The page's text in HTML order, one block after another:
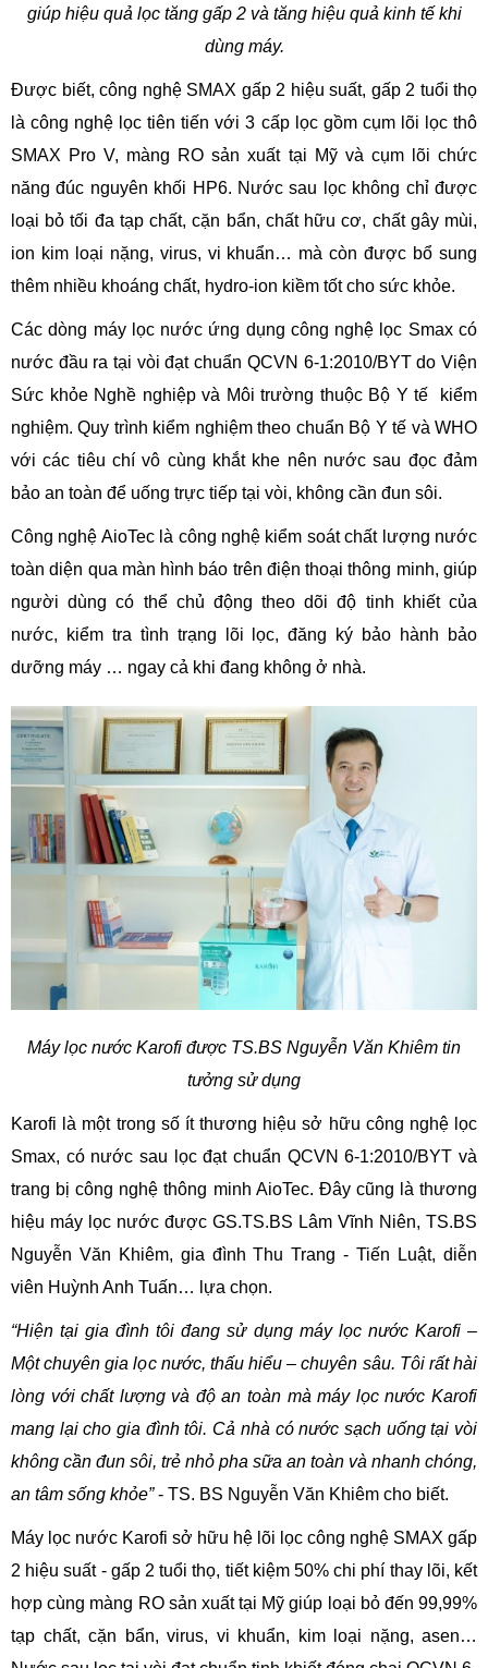
giúp hiệu quả lọc tăng gấp 2 và tăng hiệu quả kinh tế khi
dùng máy.
Được biết, công nghệ SMAX gấp 2 hiệu suất, gấp 2 tuổi thọ
là công nghệ lọc tiên tiến với 3 cấp lọc gồm cụm lõi lọc thô
SMAX Pro V, màng RO sản xuất tại Mỹ và cụm lõi chức
năng đúc nguyên khối HP6. Nước sau lọc không chỉ được
loại bỏ tối đa tạp chất, cặn bẩn, chất hữu cơ, chất gây mùi,
ion kim loại nặng, virus, vi khuẩn… mà còn được bổ sung
thêm nhiều khoáng chất, hydro-ion kiềm tốt cho sức khỏe.
Các dòng máy lọc nước ứng dụng công nghệ lọc Smax có
nước đầu ra tại vòi đạt chuẩn QCVN 6-1:2010/BYT do Viện
Sức khỏe Nghề nghiệp và Môi trường thuộc Bộ Y tế kiểm
nghiệm. Quy trình kiểm nghiệm theo chuẩn Bộ Y tế và WHO
với các tiêu chí vô cùng khắt khe nên nước sau đọc đảm
bảo an toàn để uống trực tiếp tại vòi, không cần đun sôi.
Công nghệ AioTec là công nghệ kiểm soát chất lượng nước
toàn diện qua màn hình báo trên điện thoại thông minh, giúp
người dùng có thể chủ động theo dõi độ tinh khiết của
nước, kiểm tra tình trạng lõi lọc, đăng ký bảo hành bảo
dưỡng máy … ngay cả khi đang không ở nhà.
Máy lọc nước Karofi được TS.BS Nguyễn Văn Khiêm tin
tưởng sử dụng
Karofi là một trong số ít thương hiệu sở hữu công nghệ lọc
Smax, có nước sau lọc đạt chuẩn QCVN 6-1:2010/BYT và
trang bị công nghệ thông minh AioTec. Đây cũng là thương
hiệu máy lọc nước được GS.TS.BS Lâm Vĩnh Niên, TS.BS
Nguyễn Văn Khiêm, gia đình Thu Trang - Tiến Luật, diễn
viên Huỳnh Anh Tuấn… lựa chọn.
“Hiện tại gia đình tôi đang sử dụng máy lọc nước Karofi –
Một chuyên gia lọc nước, thấu hiểu – chuyên sâu. Tôi rất hài
lòng với chất lượng và độ an toàn mà máy lọc nước Karofi
mang lại cho gia đình tôi. Cả nhà có nước sạch uống tại vòi
không cần đun sôi, trẻ nhỏ pha sữa an toàn và nhanh chóng,
an tâm sống khỏe”- TS. BS Nguyễn Văn Khiêm cho biết.
Máy lọc nước Karofi sở hữu hệ lõi lọc công nghệ SMAX gấp
2 hiệu suất - gấp 2 tuổi thọ, tiết kiệm 50% chi phí thay lõi, kết
hợp cùng màng RO sản xuất tại Mỹ giúp loại bỏ đến 99,99%
tạp chất, cặn bẩn, virus, vi khuẩn, kim loại nặng, asen…